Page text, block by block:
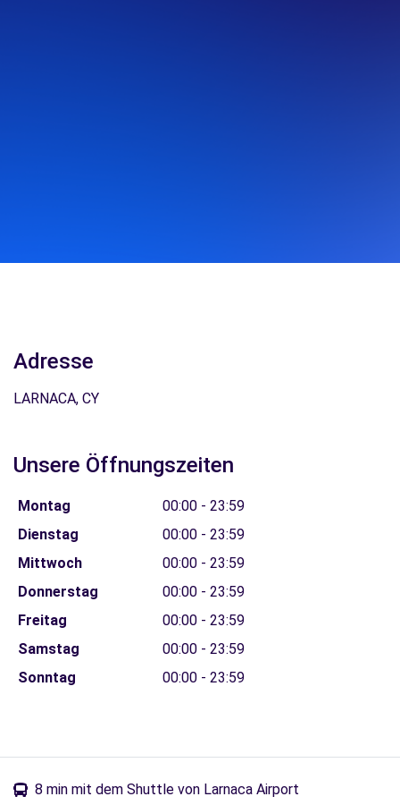
Adresse
LARNACA, CY
Unsere Öffnungszeiten
Montag
00:00 - 23:59
Dienstag
00:00 - 23:59
Mittwoch
00:00 - 23:59
Donnerstag
00:00 - 23:59
Freitag
00:00 - 23:59
Samstag
00:00 - 23:59
Sonntag
00:00 - 23:59
8 min mit dem Shuttle von Larnaca Airport